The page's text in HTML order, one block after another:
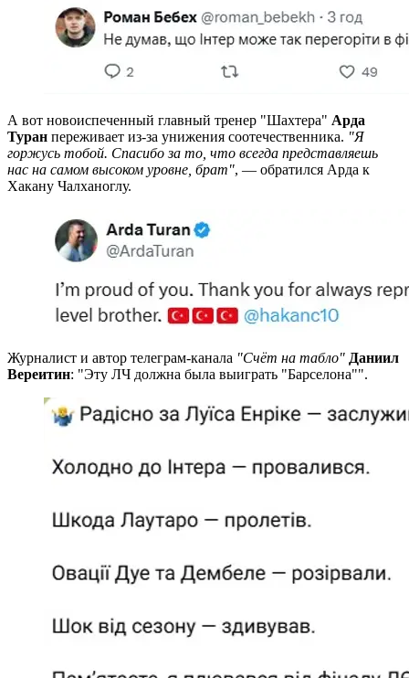
А вот новоиспеченный главный тренер "Шахтера" Арда
Туран переживает из-за унижения соотечественника. "Я
горжусь тобой. Спасибо за то, что всегда представляешь
нас на самом высоком уровне, брат", — обратился Арда к
Хакану Чалханоглу.
Журналист и автор телеграм-канала "Счёт на табло" Даниил
Вереитин: "Эту ЛЧ должна была выиграть "Барселона"".